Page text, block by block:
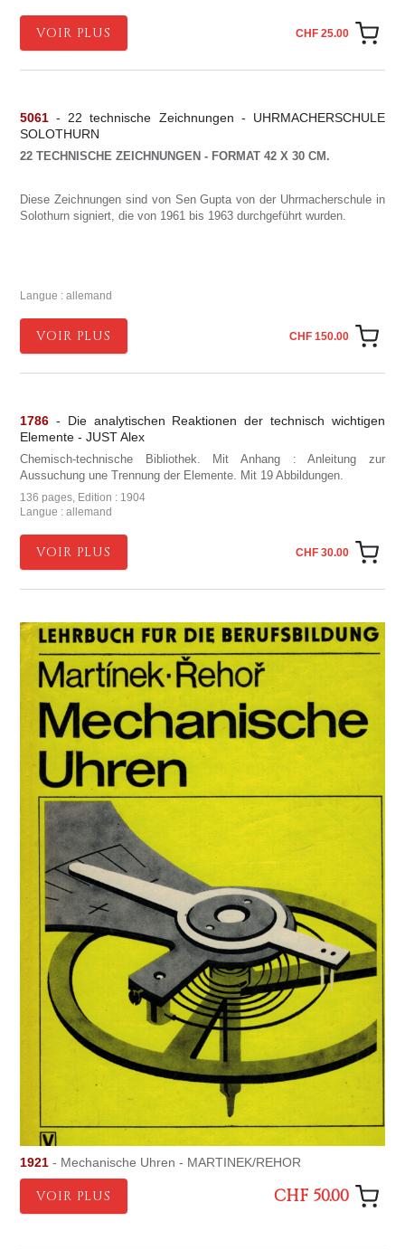
VOIR PLUS CHF 25.00
5061 - 22 technische Zeichnungen - UHRMACHERSCHULE
SOLOTHURN
22 TECHNISCHE ZEICHNUNGEN - FORMAT 42 X 30 CM.
Diese Zeichnungen sind von Sen Gupta von der Uhrmacherschule in
Solothurn signiert, die von 1961 bis 1963 durchgeführt wurden.
Langue : allemand
VOIR PLUS CHF 150.00
1786 - Die analytischen Reaktionen der technisch wichtigen
Elemente - JUST Alex
Chemisch-technische Bibliothek. Mit Anhang : Anleitung zur
Aussuchung une Trennung der Elemente. Mit 19 Abbildungen.
136 pages, Edition : 1904
Langue : allemand
VOIR PLUS CHF 30.00
1921 - Mechanische Uhren - MARTINEK/REHOR
VOIR PLUS CHF 50.00